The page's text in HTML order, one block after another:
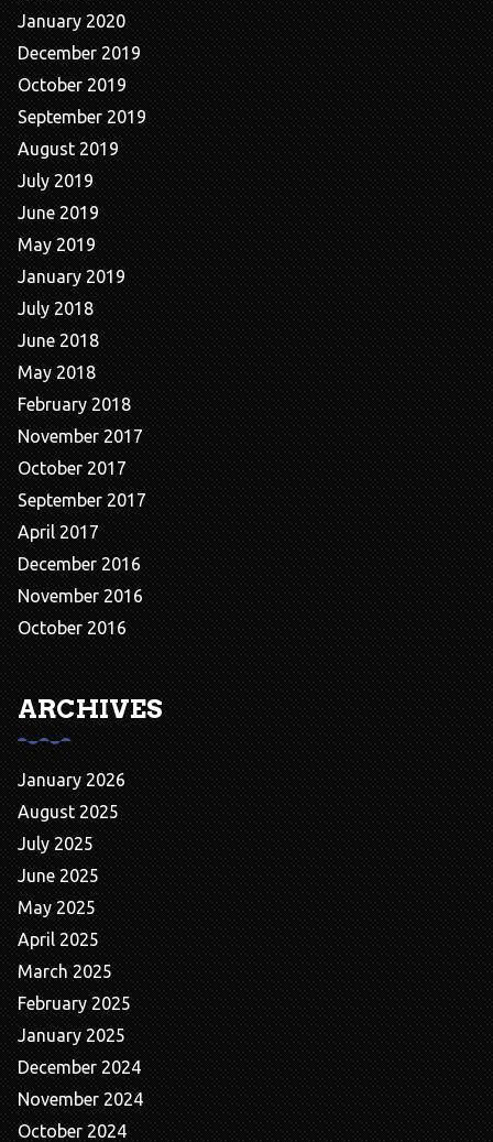
January 2020
December 2019
October 2019
September 2019
August 2019
July 2019
June 2019
May 2019
January 2019
July 2018
June 2018
May 2018
February 2018
November 2017
October 2017
September 2017
April 2017
December 2016
November 2016
October 2016
ARCHIVES
January 2026
August 2025
July 2025
June 2025
May 2025
April 2025
March 2025
February 2025
January 2025
December 2024
November 2024
October 2024